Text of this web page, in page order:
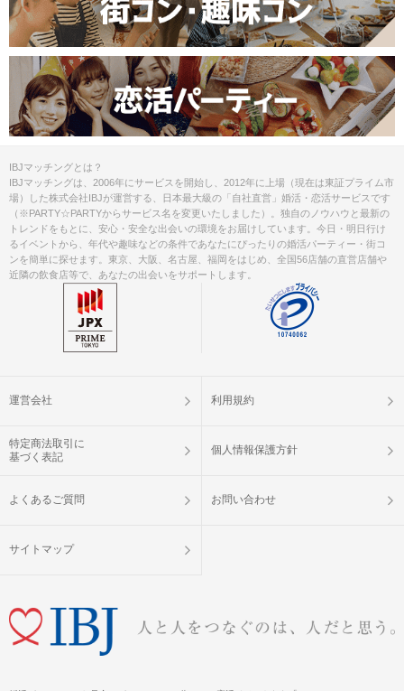
IBJマッチングとは？
IBJマッチングは、2006年にサービスを開始し、2012年に上場（現在は東証プライム市
場）した株式会社IBJが運営する、日本最大級の「自社直営」婚活・恋活サービスです
（※PARTY☆PARTYからサービス名を変更いたしました）。独自のノウハウと最新の
トレンドをもとに、安心・安全な出会いの環境をお届けしています。今日・明日行け
るイベントから、年代や趣味などの条件であなたにぴったりの婚活パーティー・街コ
ンを簡単に探せます。東京、大阪、名古屋、福岡をはじめ、全国56店舗の直営店舗や
近隣の飲食店等で、あなたの出会いをサポートします。
運営会社 利用規約
特定商法取引に
基づく表記
個人情報保護方針
よくあるご質問 お問い合わせ
サイトマップ